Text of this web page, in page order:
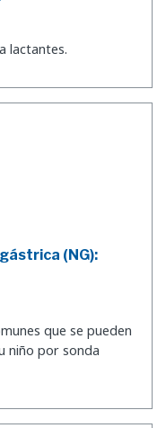
lactantes.
(NG):
que se pueden
niño por sonda